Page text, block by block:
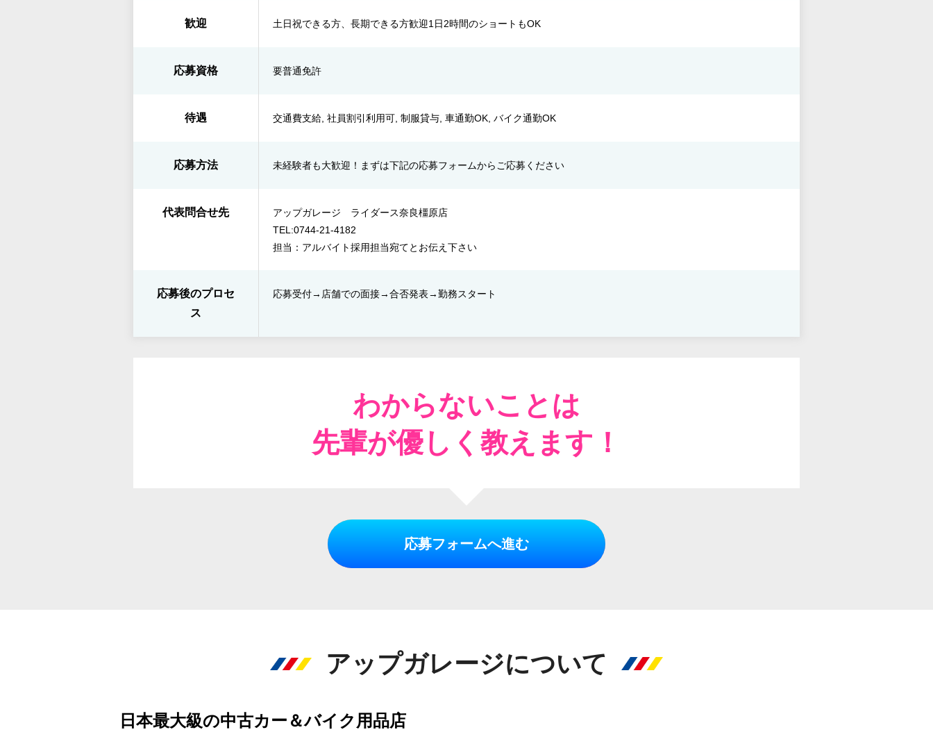
歓迎 土日祝できる方、長期できる方歓迎1日2時間のショートもOK
応募資格 要普通免許
待遇 交通費支給, 社員割引利用可, 制服貸与, 車通勤OK, バイク通勤OK
応募方法 未経験者も大歓迎！まずは下記の応募フォームからご応募ください
代表問合せ先
アップガレージ ライダース奈良橿原店
TEL:0744-21-4182
担当：アルバイト採用担当宛てとお伝え下さい
応募後のプロセ
ス
応募受付→店舗での面接→​合否発表​→​勤務スタート
わからないことは
先輩が優しく教えます！
応募フォームへ進む
アップガレージについて
日本最大級の中古カー＆バイク用品店